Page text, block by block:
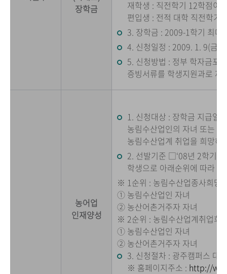
장학금
재학생 : 직전학기 12학점이
편입생 : 전적 대학 직전학기
3. 장학금 : 2009-1학기 최대
4. 신청일정 : 2009. 1. 9(금)
5. 신청방법 : 정부 학자금포
증빙서류를 학생지원과로 제
농어업
인재양성
1. 신청대상 : 장학금 지급일
농림수산업인의 자녀 또는
농림수산업계 취업을 희망하
2. 선발기준 □‘08년 2학기
학생으로 아래순위에 따라
※ 1순위 : 농림수산업종사희망
① 농림수산업인 자녀
② 농산어촌거주자 자녀
※ 2순위 : 농림수산업계취업희
① 농림수산업인 자녀
② 농산어촌거주자 자녀
3. 신청절차 : 광주캠퍼스 대
※ 홈페이지주소 : http://